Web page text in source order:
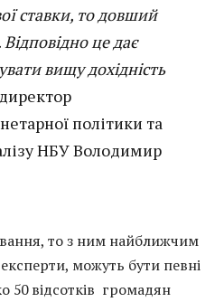
ставки, то довший
це дає
вищу дохідність
політики та
НБУ Володимир
то з ним найближчим
можуть бути певні
50 відсотків громадян